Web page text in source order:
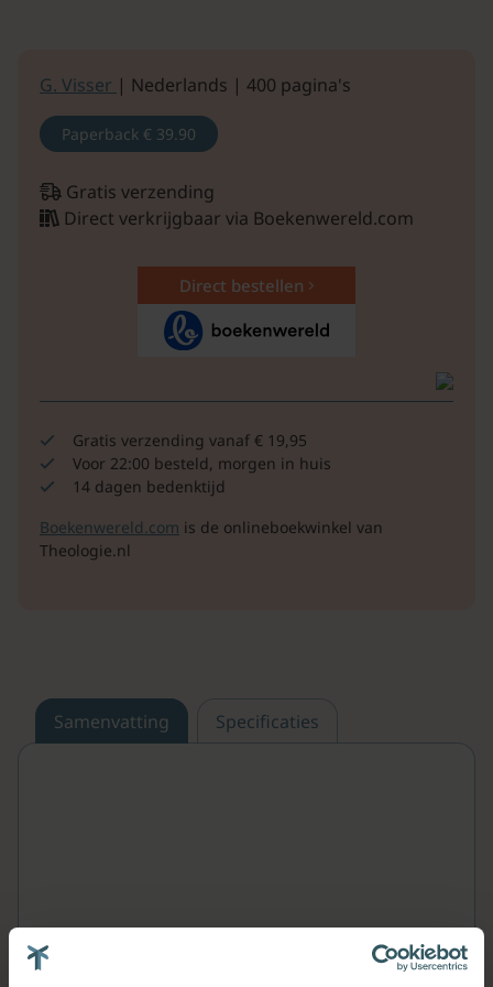
G. Visser | Nederlands | 400 pagina's
Paperback € 39.90
Gratis verzending
Direct verkrijgbaar via Boekenwereld.com
Direct bestellen
Gratis verzending vanaf € 19,95
Voor 22:00 besteld, morgen in huis
14 dagen bedenktijd
Boekenwereld.com is de onlineboekwinkel van
Theologie.nl
Samenvatting Specificaties